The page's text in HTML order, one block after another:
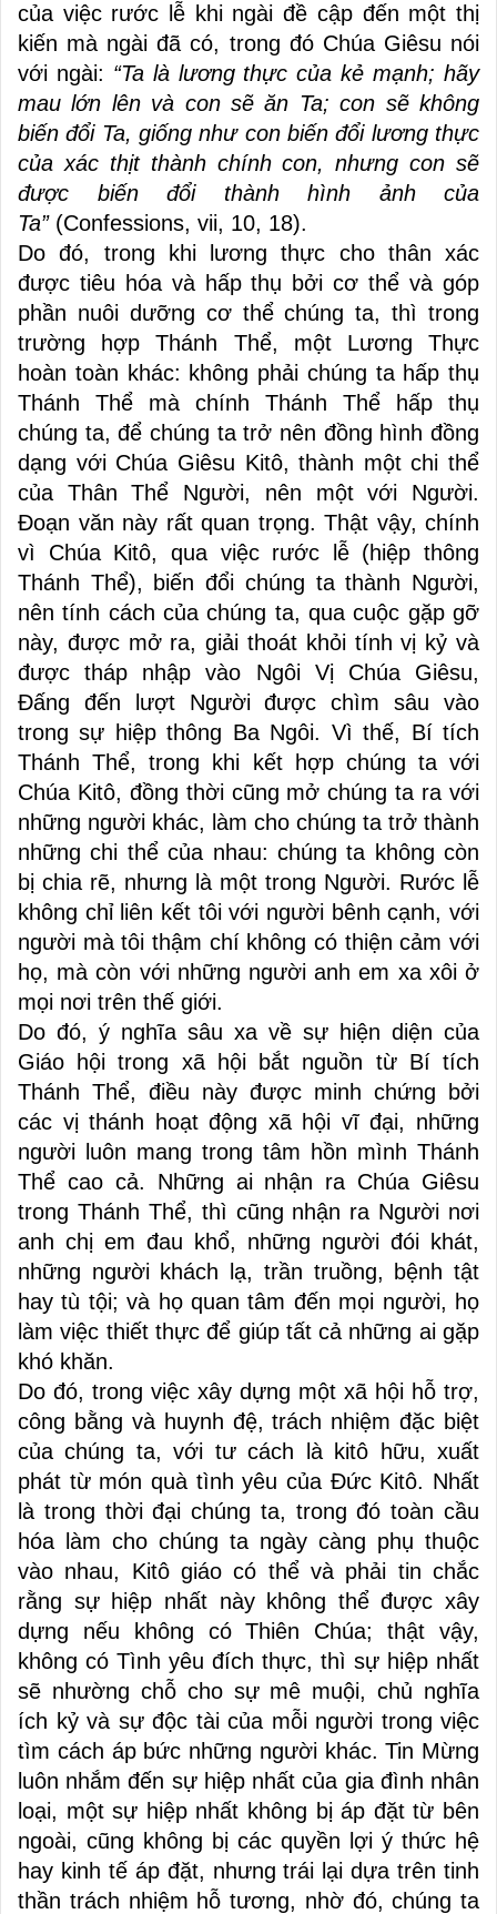
của việc rước lễ khi ngài đề cập đến một thị
kiến mà ngài đã có, trong đó Chúa Giêsu nói
với ngài: “Ta là lương thực của kẻ mạnh;hãy
maulớn lên và con sẽ ăn Ta; con sẽ không
biến đổi Ta, giống như con biến đổi lương thực
của xác thịt thành chính con, nhưng con sẽ
được biến đổi thành hình ảnh của
Ta”(Confessions, vii, 10, 18).
Do đó, trong khi lương thực cho thân xác
được tiêu hóa và hấp thụ bởi cơ thể và góp
phần nuôi dưỡng cơ thể chúng ta, thì trong
trường hợp Thánh Thể, một Lương Thực
hoàn toàn khác: không phải chúng ta hấp thụ
Thánh Thể mà chính Thánh Thể hấp thụ
chúng ta, để chúng ta trở nên đồng hình đồng
dạng với Chúa Giêsu Kitô, thành một chi thể
của Thân Thể Người, nên một với Người.
Đoạn văn này rất quan trọng. Thật vậy, chính
vì Chúa Kitô, qua việc rước lễ (hiệp thông
Thánh Thể), biến đổi chúng ta thành Người,
nên tính cách của chúng ta, qua cuộc gặp gỡ
này, được mở ra, giải thoát khỏi tính vị kỷ và
được tháp nhập vào Ngôi Vị Chúa Giêsu,
Đấng đến lượt Người được chìm sâu vào
trong sự hiệp thông Ba Ngôi. Vì thế, Bí tích
Thánh Thể, trong khi kết hợp chúng ta với
Chúa Kitô, đồng thời cũng mở chúng ta ra với
những người khác, làm cho chúng ta trở thành
những chi thể của nhau: chúng ta không còn
bị chia rẽ, nhưng là một trong Người. Rước lễ
không chỉ liên kết tôi với người bênh cạnh, với
người mà tôi thậm chí không có thiện cảm với
họ, mà còn với những người anh em xa xôi ở
mọi nơi trên thế giới.
Do đó, ý nghĩa sâu xa về sự hiện diện của
Giáo hội trong xã hội bắt nguồn từ Bí tích
Thánh Thể, điều này được minh chứng bởi
các vị thánh hoạt động xã hội vĩ đại, những
người luôn mang trong tâm hồn mình Thánh
Thể cao cả. Những ai nhận ra Chúa Giêsu
trong Thánh Thể, thì cũng nhận ra Người nơi
anh chị em đau khổ, những người đói khát,
những người khách lạ, trần truồng, bệnh tật
hay tù tội; và họ quan tâm đến mọi người, họ
làm việc thiết thực để giúp tất cả những ai gặp
khó khăn.
Do đó, trong việc xây dựng một xã hội hỗ trợ,
công bằng và huynh đệ, trách nhiệm đặc biệt
của chúng ta, với tư cách là kitô hữu, xuất
phát từ món quà tình yêu của Đức Kitô. Nhất
là trong thời đại chúng ta, trong đó toàn cầu
hóa làm cho chúng ta ngày càng phụ thuộc
vào nhau, Kitô giáo có thể và phải tin chắc
rằng sự hiệp nhất này không thể được xây
dựng nếu không có Thiên Chúa; thật vậy,
không có Tình yêu đích thực, thì sự hiệp nhất
sẽ nhường chỗ cho sự mê muội, chủ nghĩa
ích kỷ và sự độc tài của mỗi người trong việc
tìm cách áp bức những người khác. Tin Mừng
luôn nhắm đến sự hiệp nhất của gia đình nhân
loại, một sự hiệp nhất không bị áp đặt từ bên
ngoài, cũng không bị các quyền lợi ý thức hệ
hay kinh tế áp đặt, nhưng trái lại dựa trên tinh
thần trách nhiệm hỗ tương, nhờ đó, chúng ta